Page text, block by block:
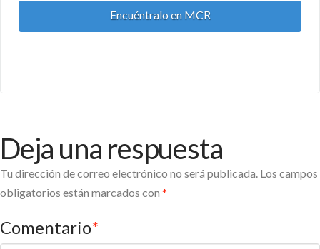
Encuéntralo en MCR
Deja una respuesta
Tu dirección de correo electrónico no será publicada. Los campos
obligatorios están marcados con *
Comentario*